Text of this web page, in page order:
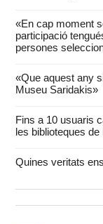
«En cap moment
participació
persones
«Que aquest any
Museu Saridakis»
Fins a 10 usuaris
les biblioteques
Quines veritats